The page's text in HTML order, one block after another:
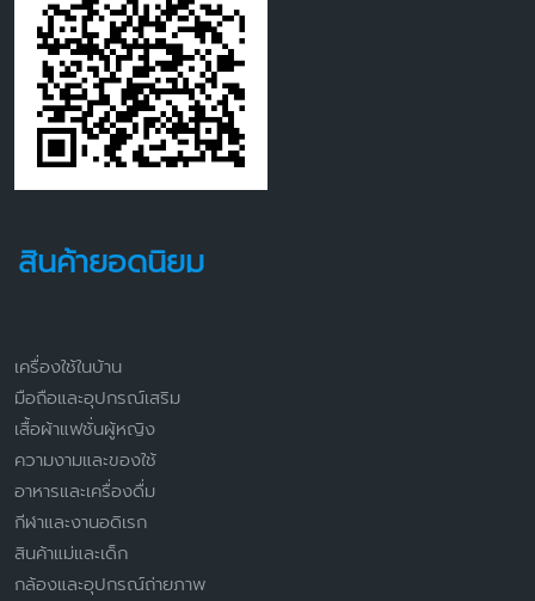
สินค้ายอดนิยม
เครื่องใช้ในบ้าน
มือถือและอุปกรณ์เสริม
เสื้อผ้าแฟชั่นผู้หญิง
ความงามและของใช้
อาหารและเครื่องดื่ม
กีฬาและงานอดิเรก
สินค้าแม่และเด็ก
กล้องและอุปกรณ์ถ่ายภาพ